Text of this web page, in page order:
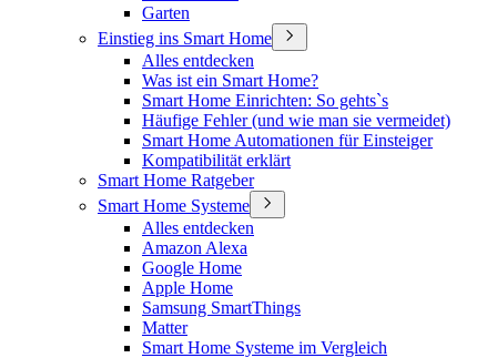
Garten
Einstieg ins Smart Home
Alles entdecken
Was ist ein Smart Home?
Smart Home Einrichten: So gehts`s
Häufige Fehler (und wie man sie vermeidet)
Smart Home Automationen für Einsteiger
Kompatibilität erklärt
Smart Home Ratgeber
Smart Home Systeme
Alles entdecken
Amazon Alexa
Google Home
Apple Home
Samsung SmartThings
Matter
Smart Home Systeme im Vergleich